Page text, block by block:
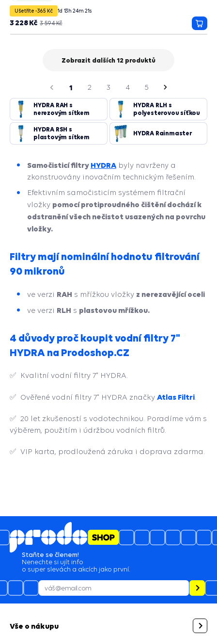
Ušetříte -365 Kč 1d 13h 24m 20s
3 594 Kč
3 228 Kč
do
Zobrazit dalších 12 produktů
1 2 3 4 5
Následující
strana
HYDRA RAH s
nerezovým sítkem
HYDRA RLH s
polyesterovou síťkou
HYDRA RSH s
plastovým sítkem
HYDRA Rainmaster
Samočisticí filtry HYDRA byly navrženy a
zkonstruovány inovačním technickým řešením.
Efektivním samočisticím systémem filtrační
vložky pomocí protiproudného čištění dochází k
odstranění všech nečistot usazených na povrchu
vložky.
Filtry mají nominální hodnotu filtrování
90 mikronů
ve verzi RAH s mřížkou vložky z nerezavějící oceli
ve verzi RLH s plastovou mřížkou.
4 důvody proč koupit vodní filtry 7"
HYDRA na Prodoshop.CZ
✅ Kvalitní vodní filtry 7" HYDRA.
✅ Ověřené vodní filtry 7" HYDRA značky Atlas Filtri
✅ 20 let zkušeností s vodotechnikou. Poradíme vám s
výběrem, použitím i údržbou vodních filtrů.
✅ VIP karta, prodloužená záruka i doprava zdarma.
Staňte se členem!
Nenechte si ujít info
o super slevách a akcích jako první.
Vše o nákupu